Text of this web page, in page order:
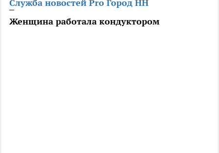
Служба новостей Pro Город НН
Женщина работала кондуктором